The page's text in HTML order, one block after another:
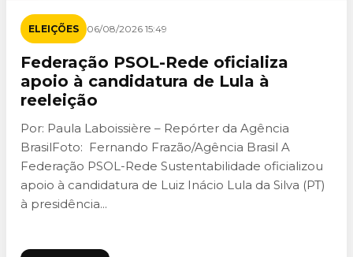
ELEIÇÕES 06/08/2026 15:49
Federação PSOL-Rede oficializa
apoio à candidatura de Lula à
reeleição
Por: Paula Laboissière – Repórter da Agência
BrasilFoto: Fernando Frazão/Agência Brasil A
Federação PSOL-Rede Sustentabilidade oficializou
apoio à candidatura de Luiz Inácio Lula da Silva (PT)
à presidência...